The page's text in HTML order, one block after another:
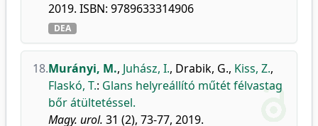
2019. ISBN: 9789633314906
DEA
18.Murányi, M., Juhász, I., Drabik, G., Kiss, Z.,
Flaskó, T.: Glans helyreállító műtét félvastag
bőr átültetéssel.
Magy. urol. 31 (2), 73-77, 2019.